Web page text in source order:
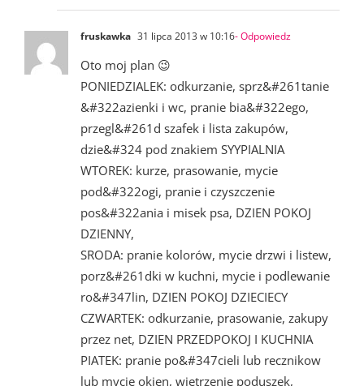
fruskawka 31 lipca 2013 w 10:16- Odpowiedz
Oto moj plan 😉
PONIEDZIALEK: odkurzanie, sprz&#261tanie
&#322azienki i wc, pranie bia&#322ego,
przegl&#261d szafek i lista zakupów,
dzie&#324 pod znakiem SYYPIALNIA
WTOREK: kurze, prasowanie, mycie
pod&#322ogi, pranie i czyszczenie
pos&#322ania i misek psa, DZIEN POKOJ
DZIENNY,
SRODA: pranie kolorów, mycie drzwi i listew,
porz&#261dki w kuchni, mycie i podlewanie
ro&#347lin, DZIEN POKOJ DZIECIECY
CZWARTEK: odkurzanie, prasowanie, zakupy
przez net, DZIEN PRZEDPOKOJ I KUCHNIA
PIATEK: pranie po&#347cieli lub recznikow
lub mycie okien, wietrzenie poduszek,